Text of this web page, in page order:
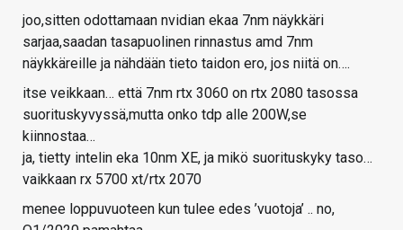
joo,sitten odottamaan nvidian ekaa 7nm näykkäri
sarjaa,saadan tasapuolinen rinnastus amd 7nm
näykkäreille ja nähdään tieto taidon ero, jos niitä on….
itse veikkaan… että 7nm rtx 3060 on rtx 2080 tasossa
suorituskyvyssä,mutta onko tdp alle 200W,se
kiinnostaa…
ja, tietty intelin eka 10nm XE, ja mikö suorituskyky taso…
vaikkaan rx 5700 xt/rtx 2070
menee loppuvuoteen kun tulee edes ’vuotoja’ .. no,